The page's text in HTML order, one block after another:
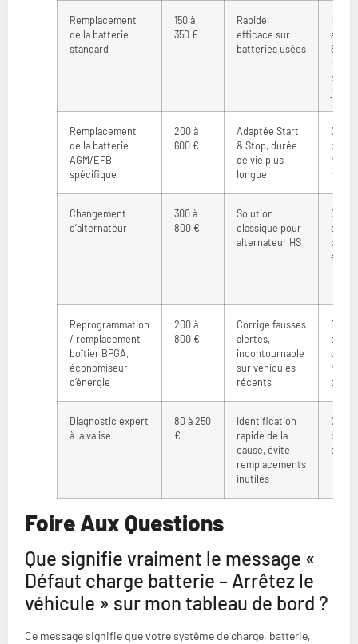
Remplacement
de la batterie
standard
150 à
350 €
Rapide,
efficace sur
batteries usées
avec
Stop,
jacent
Remplacement
de la batterie
AGM/EFB
spécifique
200 à
600 €
Adaptée Start
& Stop, durée
de vie plus
longue
Coût
Changement
d’alternateur
300 à
800 €
Solution
classique pour
alternateur HS
Coût
Reprogrammation
/ remplacement
boîtier BPGA,
économiseur
d’énergie
200 à
800 €
Corrige fausses
alertes,
incontournable
sur véhicules
récents
Délai
outils
coût
Diagnostic expert
à la valise
80 à 250
€
Identification
rapide de la
cause, évite
remplacements
inutiles
Coût
des
Foire Aux Questions
Que signifie vraiment le message «
Défaut charge batterie – Arrêtez le
véhicule » sur mon tableau de bord ?
Ce message signifie que votre système de charge, batterie,